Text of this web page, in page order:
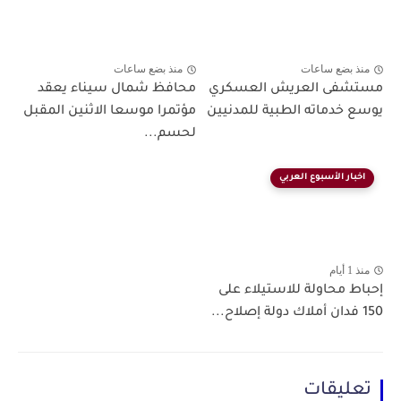
منذ بضع ساعات
مستشفى العريش العسكري
يوسع خدماته الطبية للمدنيين
منذ بضع ساعات
محافظ شمال سيناء يعقد
مؤتمرا موسعا الاثنين المقبل
لحسم...
اخبار الأسبوع العربي
منذ 1 أيام
إحباط محاولة للاستيلاء على
150 فدان أملاك دولة إصلاح...
تعليقات